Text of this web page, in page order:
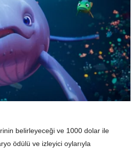
belirleyeceği ve 1000 dolar ile
ödülü ve izleyici oylarıyla